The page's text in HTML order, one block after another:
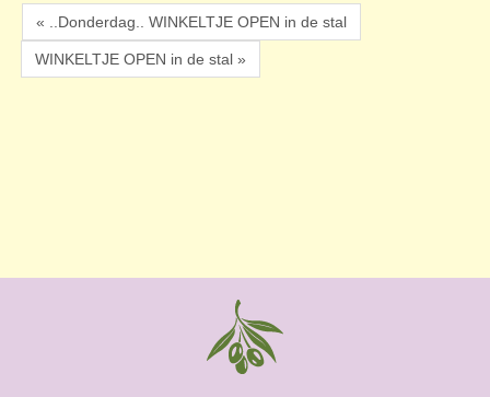
« ..Donderdag.. WINKELTJE OPEN in de stal
WINKELTJE OPEN in de stal »